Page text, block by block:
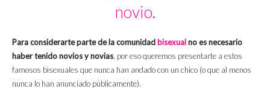
novio.
Para considerarte parte de la comunidad bisexualno es necesario
haber tenido novios y novias, por eso queremos presentarte a estos
famosos bisexuales que nunca han andado con un chico (o que al menos
nunca lo han anunciado públicamente).